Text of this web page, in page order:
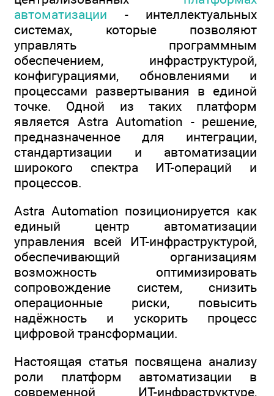
автоматизации - интеллектуальных
системах, которые позволяют
управлять программным
обеспечением, инфраструктурой,
конфигурациями, обновлениями и
процессами развертывания в единой
точке. Одной из таких платформ
является Astra Automation - решение,
предназначенное для интеграции,
стандартизации и автоматизации
широкого спектра ИТ-операций и
процессов.
Astra Automation позиционируется как
единый центр автоматизации
управления всей ИТ-инфраструктурой,
обеспечивающий организациям
возможность оптимизировать
сопровождение систем, снизить
операционные риски, повысить
надёжность и ускорить процесс
цифровой трансформации.
Настоящая статья посвящена анализу
роли платформ автоматизации в
современной ИТ-инфраструктуре,